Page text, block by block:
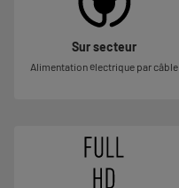
Sur secteur
Alimentation électrique par câble